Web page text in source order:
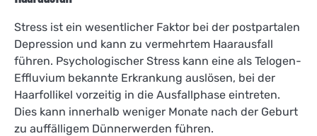
Stress ist ein wesentlicher Faktor bei der postpartalen
Depression und kann zu vermehrtem Haarausfall
führen. Psychologischer Stress kann eine als Telogen-
Effluvium bekannte Erkrankung auslösen, bei der
Haarfollikel vorzeitig in die Ausfallphase eintreten.
Dies kann innerhalb weniger Monate nach der Geburt
zu auffälligem Dünnerwerden führen.